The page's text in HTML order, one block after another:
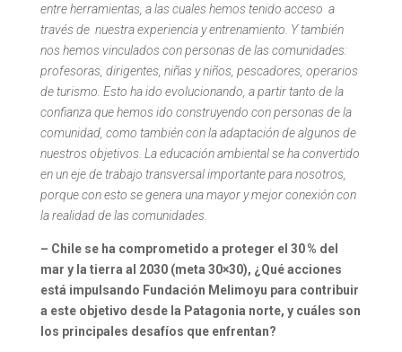
entre herramientas, a las cuales hemos tenido acceso a
través de nuestra experiencia y entrenamiento. Y también
nos hemos vinculados con personas de las comunidades:
profesoras, dirigentes, niñas y niños, pescadores, operarios
de turismo. Esto ha ido evolucionando, a partir tanto de la
confianza que hemos ido construyendo con personas de la
comunidad, como también con la adaptación de algunos de
nuestros objetivos. La educación ambiental se ha convertido
en un eje de trabajo transversal importante para nosotros,
porque con esto se genera una mayor y mejor conexión con
la realidad de las comunidades.
– Chile se ha comprometido a proteger el 30 % del
mar y la tierra al 2030 (meta 30×30), ¿Qué acciones
está impulsando Fundación Melimoyu para contribuir
a este objetivo desde la Patagonia norte, y cuáles son
los principales desafíos que enfrentan?